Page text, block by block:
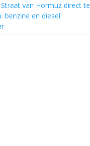
van Hormuz direct te
benzine en diesel